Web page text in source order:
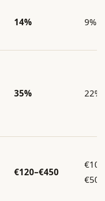
14% 9%
35% 22%
€120–€450
€500